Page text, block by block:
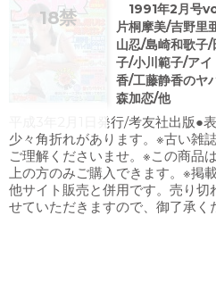
1991年2月号
片桐摩美/吉野里
山忍/島崎和歌子
子/小川範子/ア
香/工藤静香のヤ
森加恋/他
平成3年2月1日発行/考友社出版●
少々角折れがあります。※古い雑
ご理解くださいませ。※この商品
上の方のみご購入できます。※掲
他サイト販売と併用です。売り切
せていただきますので、御了承く